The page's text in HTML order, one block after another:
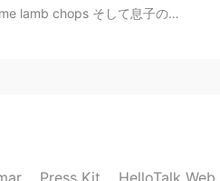
味も好き
チキン ドラムスティックも焼いた Al...
Press Kit HelloTalk Web